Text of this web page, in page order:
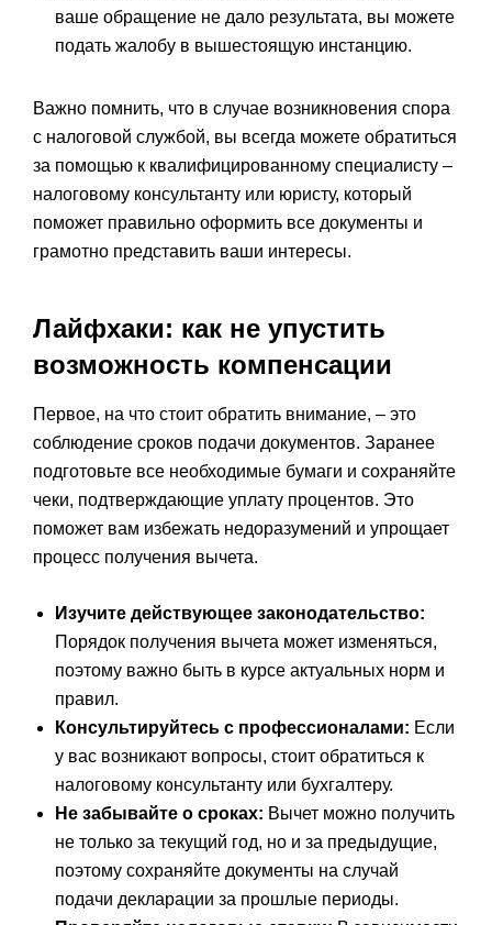
ваше обращение не дало результата, вы можете
подать жалобу в вышестоящую инстанцию.
Важно помнить, что в случае возникновения спора
с налоговой службой, вы всегда можете обратиться
за помощью к квалифицированному специалисту –
налоговому консультанту или юристу, который
поможет правильно оформить все документы и
грамотно представить ваши интересы.
Лайфхаки: как не упустить
возможность компенсации
Первое, на что стоит обратить внимание, – это
соблюдение сроков подачи документов. Заранее
подготовьте все необходимые бумаги и сохраняйте
чеки, подтверждающие уплату процентов. Это
поможет вам избежать недоразумений и упрощает
процесс получения вычета.
Изучите действующее законодательство:
Порядок получения вычета может изменяться,
поэтому важно быть в курсе актуальных норм и
правил.
Консультируйтесь с профессионалами: Если
у вас возникают вопросы, стоит обратиться к
налоговому консультанту или бухгалтеру.
Не забывайте о сроках: Вычет можно получить
не только за текущий год, но и за предыдущие,
поэтому сохраняйте документы на случай
подачи декларации за прошлые периоды.